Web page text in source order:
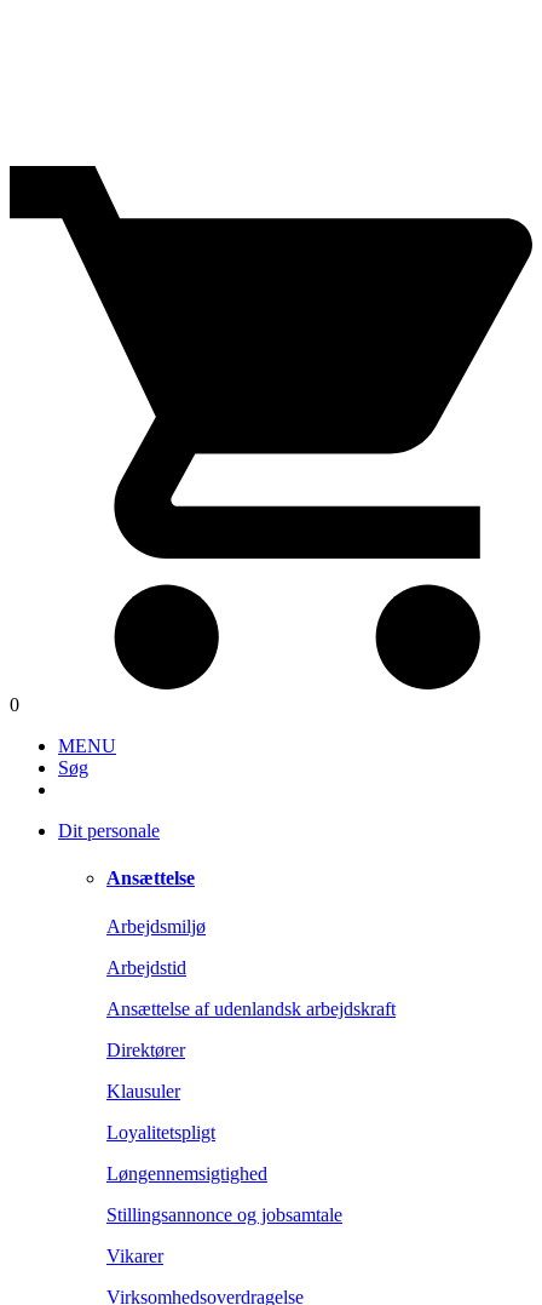
0
MENU
Søg
Dit personale
Ansættelse
Arbejdsmiljø
Arbejdstid
Ansættelse af udenlandsk arbejdskraft
Direktører
Klausuler
Loyalitetspligt
Løngennemsigtighed
Stillingsannonce og jobsamtale
Vikarer
Virksomhedsoverdragelse